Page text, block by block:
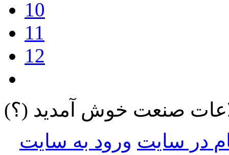
10
11
12
صنعت خوش آمدید (؟)
در سایت ورود به سایت